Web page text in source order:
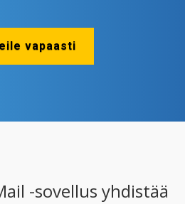
vapaasti
-sovellus yhdistää